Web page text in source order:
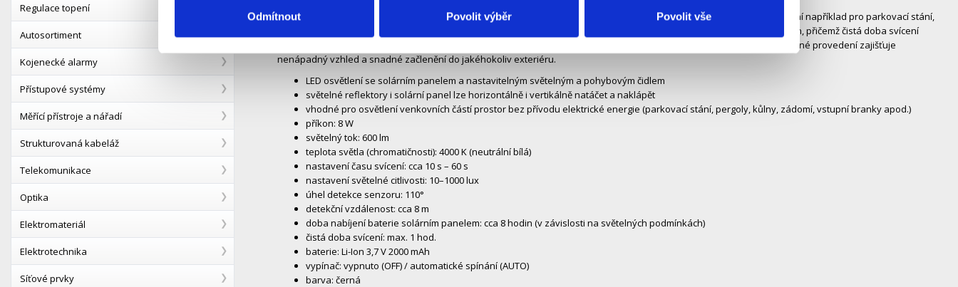
Odmítnout Povolit výběr Povolit vše
Regulace topení
Autosortiment
Kojenecké alarmy
Přístupové systémy
Měřící přístroje a nářadí
Strukturovaná kabeláž
Telekomunikace
Optika
Elektromateriál
Elektrotechnika
Síťové prvky
Díky příkonu 8 W a světelnému toku 600 lm poskytuje osvětlení dostatek světla v neutrální bílé barvě (4000 K), což je ideální například pro parkovací stání,
pergoly, kůlny, zádomí nebo vstupní branky. Solární panel nabije vestavěnou Li-Ion baterii (3,7 V, 2000 mAh) za cca 8 hodin, přičemž čistá doba svícení
dosahuje až 1 hodiny. Ovládání je jednoduché pomocí vypínače s režimy vypnuto (OFF) a automatické spínání (AUTO). Černé provedení zajišťuje
nenápadný vzhled a snadné začlenění do jakéhokoliv exteriéru.
LED osvětlení se solárním panelem a nastavitelným světelným a pohybovým čidlem
světelné reflektory i solární panel lze horizontálně i vertikálně natáčet a naklápět
vhodné pro osvětlení venkovních částí prostor bez přívodu elektrické energie (parkovací stání, pergoly, kůlny, zádomí, vstupní branky apod.)
příkon: 8 W
světelný tok: 600 lm
teplota světla (chromatičnosti): 4000 K (neutrální bílá)
nastavení času svícení: cca 10 s – 60 s
nastavení světelné citlivosti: 10–1000 lux
úhel detekce senzoru: 110°
detekční vzdálenost: cca 8 m
doba nabíjení baterie solárním panelem: cca 8 hodin (v závislosti na světelných podmínkách)
čistá doba svícení: max. 1 hod.
baterie: Li-Ion 3,7 V 2000 mAh
vypínač: vypnuto (OFF) / automatické spínání (AUTO)
barva: černá